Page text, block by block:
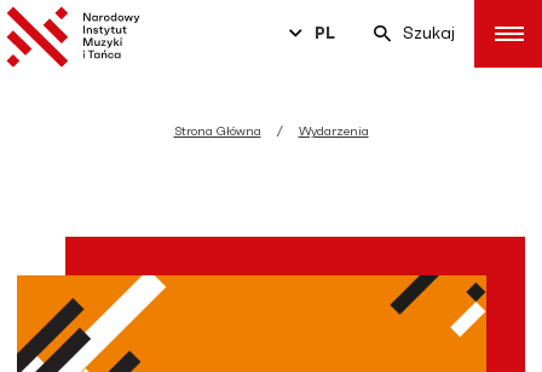
PL Szukaj
Strona Główna Wydarzenia